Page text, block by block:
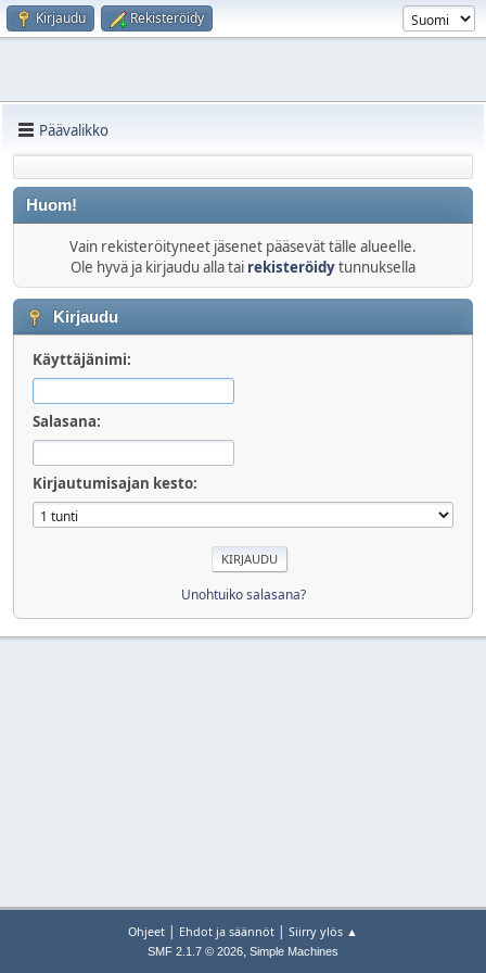
Kirjaudu Rekisteröidy
Päävalikko
Huom!
Vain rekisteröityneet jäsenet pääsevät tälle alueelle.
Ole hyvä ja kirjaudu alla tai rekisteröidytunnuksella
Kirjaudu
Käyttäjänimi:
Salasana:
Kirjautumisajan kesto:
Unohtuiko salasana?
Ohjeet | Ehdot ja säännöt | Siirry ylös ▲
SMF 2.1.7 © 2026, Simple Machines